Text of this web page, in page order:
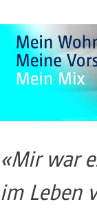
«Mir war
im Leben